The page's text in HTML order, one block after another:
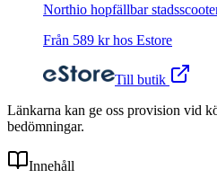
Northio hopfällbar
Från 589 kr hos Estore
Till butik
Länkarna kan ge oss provision vid
bedömningar.
Innehåll